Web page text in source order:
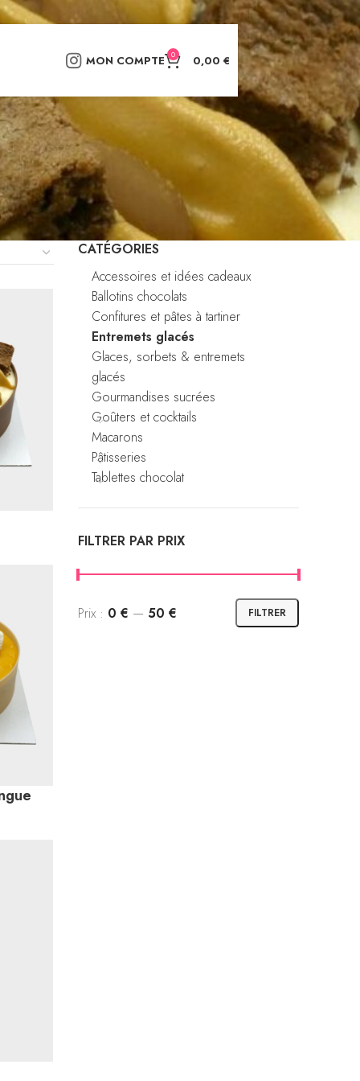
MON COMPTE 0 0,00 €
CATÉGORIES
Accessoires et idées cadeaux
Ballotins chocolats
Confitures et pâtes à tartiner
Entremets glacés
Glaces, sorbets & entremets
glacés
Gourmandises sucrées
Goûters et cocktails
Macarons
Pâtisseries
Tablettes chocolat
FILTRER PAR PRIX
Prix
Prix
FILTRER
Prix : 0 € — 50 €